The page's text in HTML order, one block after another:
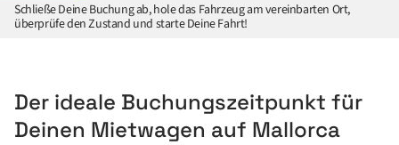
Schließe Deine Buchung ab, hole das Fahrzeug am vereinbarten Ort,
überprüfe den Zustand und starte Deine Fahrt!
Der ideale Buchungszeitpunkt für
Deinen Mietwagen auf Mallorca